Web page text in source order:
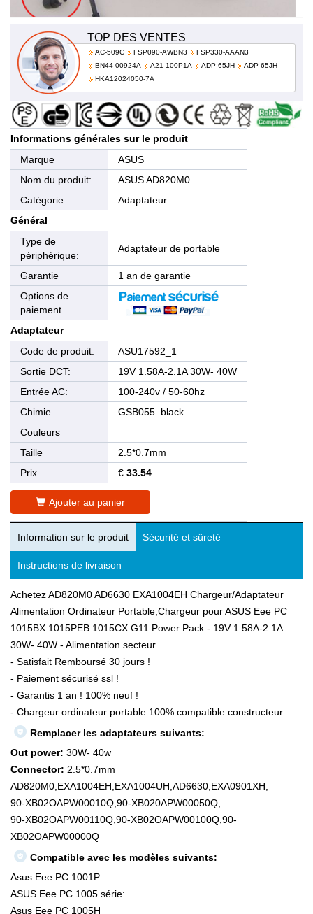
TOP DES VENTES
AC-509C FSP090-AWBN3
FSP330-AAAN3
BN44-00924A
A21-100P1A ADP-65JH
ADP-65JH
HKA12024050-7A
Informations générales sur le produit
Marque
ASUS
Nom du produit:
ASUS AD820M0
Catégorie:
Adaptateur
Général
Type de
périphérique:
Adaptateur de portable
Garantie
1 an de garantie
Options de
paiement
Adaptateur
Code de produit:
ASU17592_1
Sortie DCT:
19V 1.58A-2.1A 30W- 40W
Entrée AC:
100-240v / 50-60hz
Chimie
GSB055_black
Couleurs
Taille
2.5*0.7mm
Prix
€ 33.54
Ajouter au panier
Information sur le produit Sécurité et sûreté
Instructions de livraison
Achetez AD820M0 AD6630 EXA1004EH Chargeur/Adaptateur
Alimentation Ordinateur Portable,Chargeur pour ASUS Eee PC
1015BX 1015PEB 1015CX G11 Power Pack - 19V 1.58A-2.1A
30W- 40W - Alimentation secteur
- Satisfait Remboursé 30 jours !
- Paiement sécurisé ssl !
- Garantis 1 an ! 100% neuf !
- Chargeur ordinateur portable 100% compatible constructeur.
Remplacer les adaptateurs suivants:
Out power: 30W- 40w
Connector: 2.5*0.7mm
AD820M0,EXA1004EH,EXA1004UH,AD6630,EXA0901XH,
90-XB02OAPW00010Q,90-XB020APW00050Q,
90-XB02OAPW00110Q,90-XB02OAPW00100Q,90-
XB02OAPW00000Q
Compatible avec les modèles suivants:
Asus Eee PC 1001P
ASUS Eee PC 1005 série:
Asus Eee PC 1005H